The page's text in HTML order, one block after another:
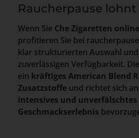
Raucherpause lohnt
Wenn Sie Che Zigaretten
profitieren Sie bei
klar strukturierten Auswahl
zuverlässigen Verfügbarkeit.
ein kräftiges American Blend
Zusatzstoffe und richtet sich
intensives und unverfälschtes
Geschmackserlebnis